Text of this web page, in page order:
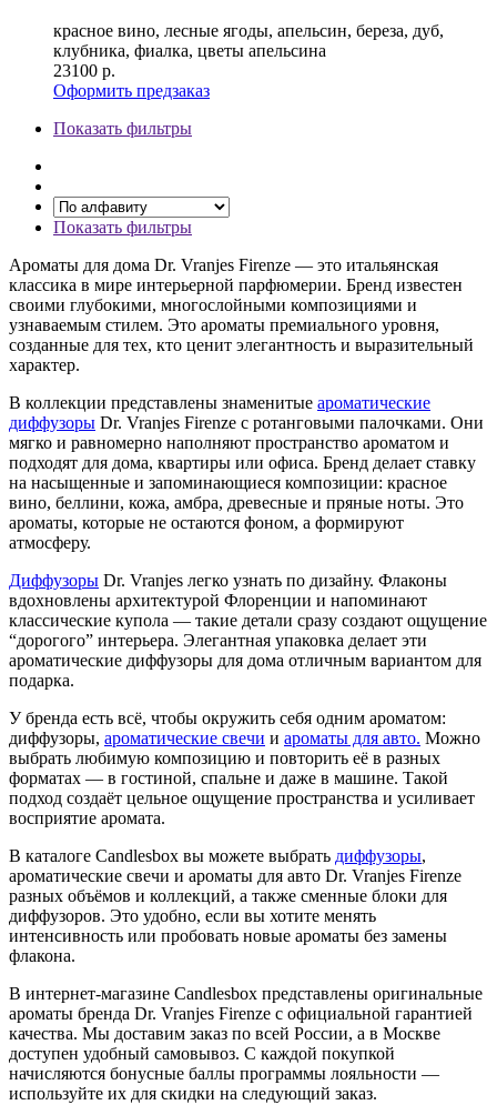
красное вино, лесные ягоды, апельсин, береза, дуб,
клубника, фиалка, цветы апельсина
23100 р.
Оформить предзаказ
Показать фильтры
Показать фильтры
Ароматы для дома Dr. Vranjes Firenze — это итальянская
классика в мире интерьерной парфюмерии. Бренд известен
своими глубокими, многослойными композициями и
узнаваемым стилем. Это ароматы премиального уровня,
созданные для тех, кто ценит элегантность и выразительный
характер.
В коллекции представлены знаменитые ароматические
диффузоры Dr. Vranjes Firenze с ротанговыми палочками. Они
мягко и равномерно наполняют пространство ароматом и
подходят для дома, квартиры или офиса. Бренд делает ставку
на насыщенные и запоминающиеся композиции: красное
вино, беллини, кожа, амбра, древесные и пряные ноты. Это
ароматы, которые не остаются фоном, а формируют
атмосферу.
Диффузоры Dr. Vranjes легко узнать по дизайну. Флаконы
вдохновлены архитектурой Флоренции и напоминают
классические купола — такие детали сразу создают ощущение
“дорогого” интерьера. Элегантная упаковка делает эти
ароматические диффузоры для дома отличным вариантом для
подарка.
У бренда есть всё, чтобы окружить себя одним ароматом:
диффузоры, ароматические свечи и ароматы для авто. Можно
выбрать любимую композицию и повторить её в разных
форматах — в гостиной, спальне и даже в машине. Такой
подход создаёт цельное ощущение пространства и усиливает
восприятие аромата.
В каталоге Candlesbox вы можете выбрать диффузоры,
ароматические свечи и ароматы для авто Dr. Vranjes Firenze
разных объёмов и коллекций, а также сменные блоки для
диффузоров. Это удобно, если вы хотите менять
интенсивность или пробовать новые ароматы без замены
флакона.
В интернет-магазине Candlesbox представлены оригинальные
ароматы бренда Dr. Vranjes Firenze с официальной гарантией
качества. Мы доставим заказ по всей России, а в Москве
доступен удобный самовывоз. С каждой покупкой
начисляются бонусные баллы программы лояльности —
используйте их для скидки на следующий заказ.